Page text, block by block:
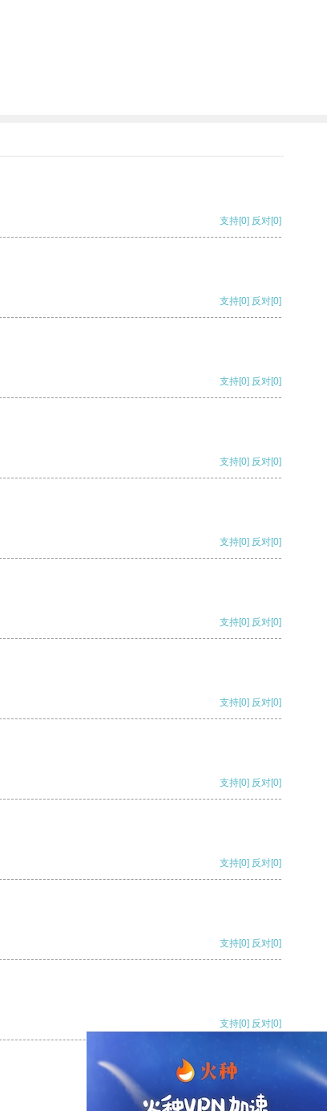
支持[0] 反对[0]
支持[0] 反对[0]
支持[0] 反对[0]
支持[0] 反对[0]
支持[0] 反对[0]
支持[0] 反对[0]
支持[0] 反对[0]
支持[0] 反对[0]
支持[0] 反对[0]
支持[0] 反对[0]
支持[0] 反对[0]
支持[0] 反对